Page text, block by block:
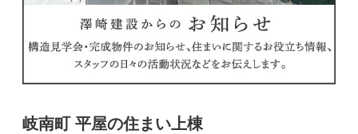
岐南町 平屋の住まい上棟